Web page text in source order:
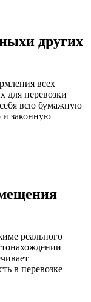
других
всех
для перевозки
всю бумажную
и законную
реального
в перевозке